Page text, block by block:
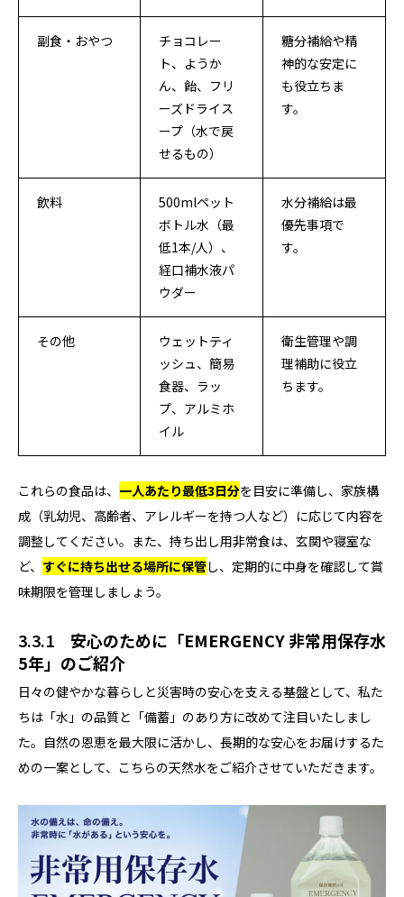
副食・おやつ
チョコレー
ト、ようか
ん、飴、フリ
ーズドライス
ープ（水で戻
せるもの）
糖分補給や精
神的な安定に
も役立ちま
す。
飲料
500mlペット
ボトル水（最
低1本/人）、
経口補水液パ
ウダー
水分補給は最
優先事項で
す。
その他
ウェットティ
ッシュ、簡易
食器、ラッ
プ、アルミホ
イル
衛生管理や調
理補助に役立
ちます。
これらの食品は、 一人あたり最低3日分を目安に準備し、家族構
成（乳幼児、高齢者、アレルギーを持つ人など）に応じて内容を
調整してください。また、持ち出し用非常食は、玄関や寝室な
ど、 すぐに持ち出せる場所に保管し、定期的に中身を確認して賞
味期限を管理しましょう。
3.3.1 安心のために「EMERGENCY 非常用保存水
5年」のご紹介
日々の健やかな暮らしと災害時の安心を支える基盤として、私た
ちは「水」の品質と「備蓄」のあり方に改めて注目いたしまし
た。自然の恩恵を最大限に活かし、長期的な安心をお届けするた
めの一案として、こちらの天然水をご紹介させていただきます。